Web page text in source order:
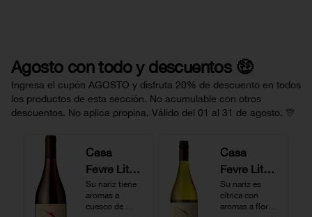
Agosto con todo y descuentos 🤑
Ingresa el cupón AGOSTO y disfruta 20% de descuento en todos
los productos de esta sección. No acumulable con otros
descuentos. No aplica propina. Válido del 01 al 31 de agosto. 🎊
Casa
Fevre Little
Quino
Pinot Noir
Su nariz tiene
aromas a
cuesco de
Casa
Fevre Little
Quino
Sauvignon
Su nariz es
cítrica con
aromas a flores